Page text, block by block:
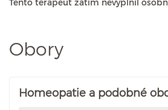
Tento terapeut zatím nevyplnil
Obory
Homeopatie a podobné